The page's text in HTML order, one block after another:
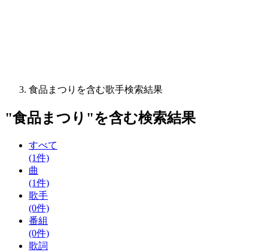
食品まつりを含む歌手検索結果
"食品まつり "を含む検索結果
すべて
(1件)
曲
(1件)
歌手
(0件)
番組
(0件)
歌詞